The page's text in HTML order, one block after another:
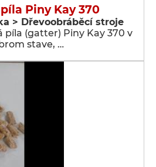
Piny Kay 370
> Dřevoobráběcí stroje
píla (gatter) Piny Kay 370 v
stave, …